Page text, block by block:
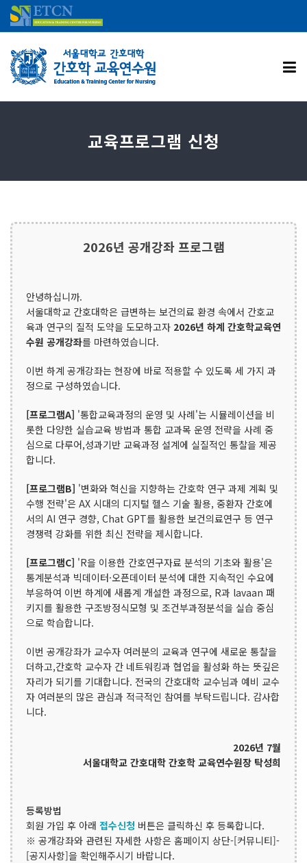
교육프로그램 신청
2026년 공개강좌 프로그램
안녕하십니까.
서울대학교 간호대학은 급변하는 보건의료 환경 속에서 간호교
육과 연구의 질적 도약을 도모하고자 2026년 하계 간호학교육연
수원 공개강좌를 마련하였습니다.
이번 하계 공개강좌는 현장에 바로 적용할 수 있도록 세 가지 과
정으로 구성하였습니다.
[프로그램A] '통합교육과정의 운영 및 사례'는 시뮬레이션을 비
롯한 다양한 실습교육 방법과 통합 교과목 운영 전략을 사례 중
심으로 다루어,성과기반 교육과정 설계에 실질적인 통찰을 제공
합니다.
[프로그램B] '변화와 혁신을 지향하는 간호학 연구 과제 계획 및
수행 전략'은 AX 시대의 디지털 헬스 기술 활용, 중환자 간호에
서의 AI 연구 경향, Chat GPT를 활용한 보건의료연구 등 연구
경쟁력 강화를 위한 최신 전략을 제시합니다.
[프로그램C] 'R을 이용한 간호연구자료 분석의 기초와 활용'은
통계분석과 빅데이터·오픈데이터 분석에 대한 지속적인 수요에
부응하여 이번 하계에 새롭계 개설한 과정으로, R과 lavaan 패
키지를 활용한 구조방정식모형 및 조건부과정분석을 실습 중심
으로 학습합니다.
이번 공개강좌가 교수자 여러분의 교육과 연구에 새로운 통찰을
더하고,간호학 교수자 간 네트워킹과 협업을 활성화 하는 뜻깊은
자리가 되기를 기대합니다. 전국의 간호대학 교수님과 예비 교수
자 여러분의 많은 관심과 적극적인 참여를 부탁드립니다. 감사합
니다.
2026년 7월
서울대학교 간호대학 간호학 교육연수원장 탁성희
등록방법
회원 가입 후 아래 접수신청 버튼은 클릭하신 후 등록합니다.
※ 공개강좌와 관련된 자세한 사항은 홈페이지 상단-[커뮤니티]-
[공지사항]을 확인해주시기 바랍니다.